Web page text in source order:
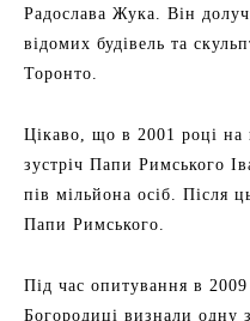
Радослава Жука. Він
відомих будівель та
Торонто.
Цікаво, що в 2001 році на
зустріч Папи Римського
пів мільйона осіб. Після
Папи Римського.
Під час опитування в 2009
Богородиці визнали одну